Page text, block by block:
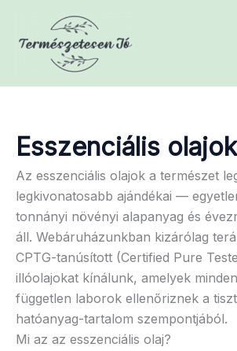
content
Esszenciális olajok
Az esszenciális olajok a természet
legkivonatosabb ajándékai —
tonnányi növényi alapanyag és
áll. Webáruházunkban kizárólag
CPTG-tanúsított (Certified Pure
illóolajokat kínálunk, amelyek
független laborok ellenőriznek a
hatóanyag-tartalom szempontjából.
Mi az az esszenciális olaj?